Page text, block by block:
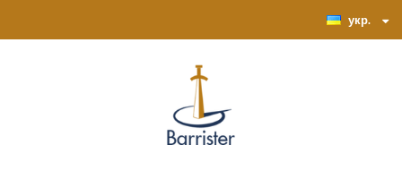
укр.